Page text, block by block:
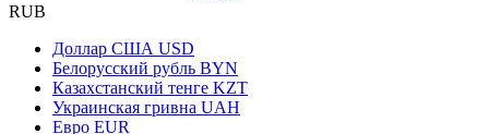
RUB
Доллар США USD
Белорусский рубль BYN
Казахстанский тенге KZT
Украинская гривна UAH
Евро EUR